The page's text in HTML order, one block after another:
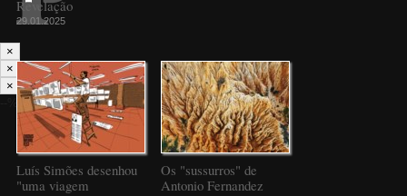
Revelação
29.01.2025
Luís Simões desenhou
"uma viagem
Os "sussurros" de
Antonio Fernandez
×
×
×
--%>